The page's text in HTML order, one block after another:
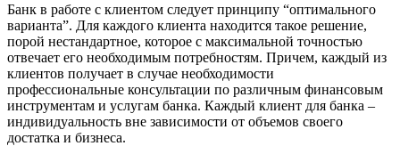
Банк в работе с клиентом следует принципу “оптимального
варианта”. Для каждого клиента находится такое решение,
порой нестандартное, которое с максимальной точностью
отвечает его необходимым потребностям. Причем, каждый из
клиентов получает в случае необходимости
профессиональные консультации по различным финансовым
инструментам и услугам банка. Каждый клиент для банка –
индивидуальность вне зависимости от объемов своего
достатка и бизнеса.